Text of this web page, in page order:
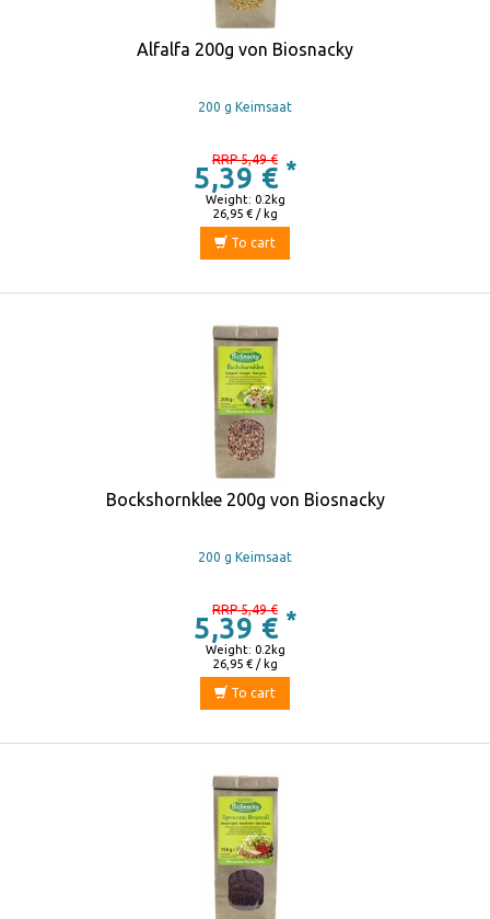
Alfalfa 200g von Biosnacky
200 g Keimsaat
RRP 5,49 €
5,39 € *
26,95 € / kg
Weight: 0.2kg
To cart
Bockshornklee 200g von Biosnacky
200 g Keimsaat
RRP 5,49 €
5,39 € *
26,95 € / kg
Weight: 0.2kg
To cart